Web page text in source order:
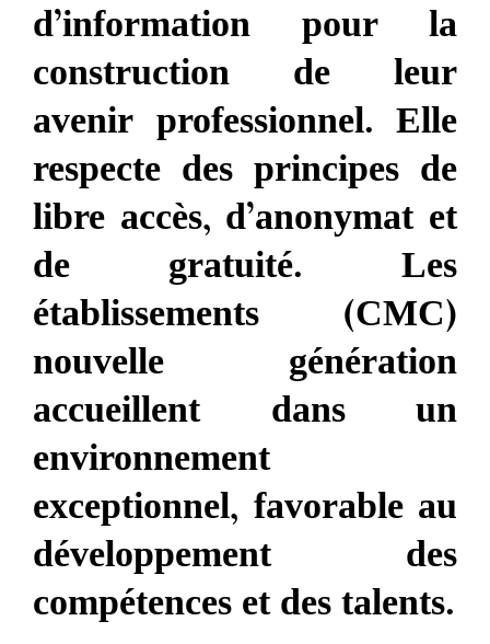
d’information pour la
construction de leur
avenir professionnel. Elle
respecte des principes de
libre accès, d’anonymat et
de gratuité. Les
établissements (CMC)
nouvelle génération
accueillent dans un
environnement
exceptionnel, favorable au
développement des
compétences et des talents.